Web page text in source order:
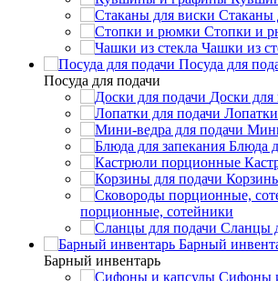
Стаканы
Стопки и
Чашки из
Посуда для
Посуда для подачи
Доски для
Блюда
порционные, сотейники
Сланцы
Барный
Барный инвентарь
Сифоны